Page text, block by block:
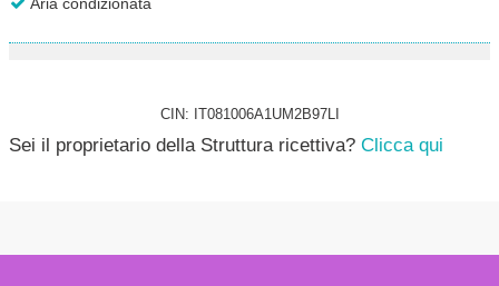
CIN: IT081006A1UM2B97LI
Sei il proprietario della Struttura ricettiva? Clicca qui